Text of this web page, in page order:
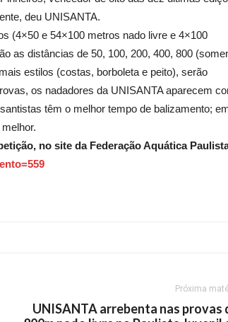
deu UNISANTA.
(4×50 e 54×100 metros nado livre e 4×100
as distâncias de 50, 100, 200, 400, 800
estilos (costas, borboleta e peito), serão
os nadadores da UNISANTA aparecem
têm o melhor tempo de balizamento;
no site da Federação Aquática
Próxima
UNISANTA arrebenta nas provas